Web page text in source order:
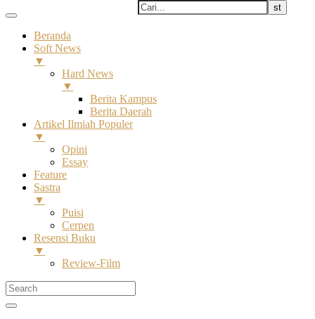
Beranda
Soft News
▼
Hard News
▼
Berita Kampus
Berita Daerah
Artikel Ilmiah Populer
▼
Opini
Essay
Feature
Sastra
▼
Puisi
Cerpen
Resensi Buku
▼
Review-Film